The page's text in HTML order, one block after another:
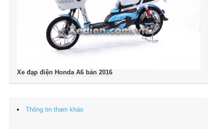
Xe đạp điện Honda A6 bản 2016
Thông tin tham khảo